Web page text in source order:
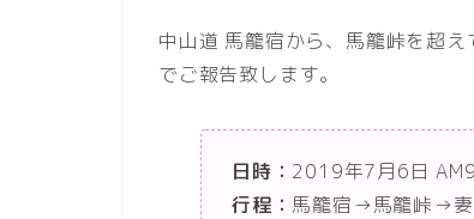
中山道 馬籠宿から、馬籠峠を超
でご報告致します。
日時： 2019年7月6日
行程： 馬籠宿→馬籠峠→妻